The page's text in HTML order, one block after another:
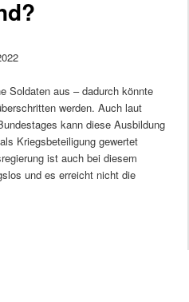
Soldaten aus – dadurch könnte
werden. Auch laut
kann diese Ausbildung
Kriegsbeteiligung gewertet
ist auch bei diesem
und es erreicht nicht die